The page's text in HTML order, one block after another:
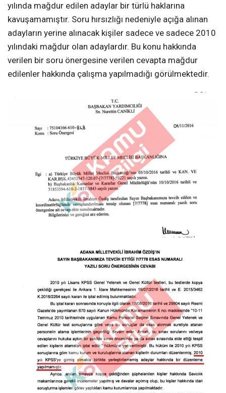
yılında mağdur edilen adaylar bir türlü haklarına
kavuşamamıştır. Soru hırsızlığı nedeniyle açığa alınan
adayların yerine alınacak kişiler sadece ve sadece 2010
yılındaki mağdur olan adaylardır. Bu konu hakkında
verilen bir soru önergesine verilen cevapta mağdur
edilenler hakkında çalışma yapılmadığı görülmektedir.